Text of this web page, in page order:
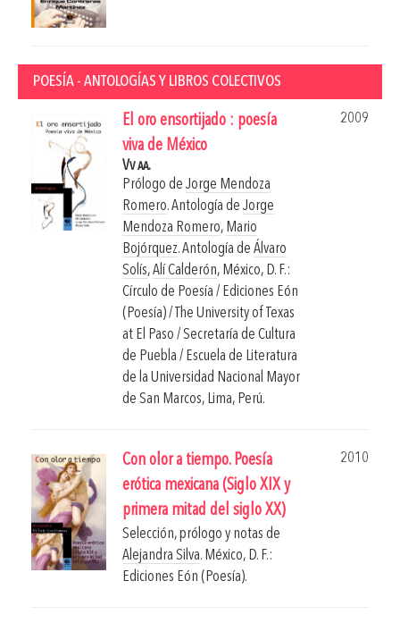
POESÍA - ANTOLOGÍAS Y LIBROS COLECTIVOS
El oro ensortijado : poesía
viva de México
2009
Vv aa.
Prólogo de Jorge Mendoza
Romero. Antología de Jorge
Mendoza Romero, Mario
Bojórquez. Antología de Álvaro
Solís,Alí Calderón, México, D. F.:
Círculo de Poesía / Ediciones Eón
(Poesía) / The University of Texas
at El Paso / Secretaría de Cultura
de Puebla / Escuela de Literatura
de la Universidad Nacional Mayor
de San Marcos, Lima, Perú.
Con olor a tiempo. Poesía
erótica mexicana (Siglo XIX y
primera mitad del siglo XX)
2010
Selección, prólogo y notas de
Alejandra Silva. México, D. F.:
Ediciones Eón (Poesía).